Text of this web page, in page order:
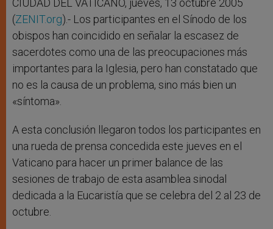
r
CIUDAD DEL VATICANO, jueves, 13 octubre 2005
(ZENIT.org).- Los participantes en el Sínodo de los
obispos han coincidido en señalar la escasez de
sacerdotes como una de las preocupaciones más
importantes para la Iglesia, pero han constatado que
no es la causa de un problema, sino más bien un
«síntoma».
A esta conclusión llegaron todos los participantes en
una rueda de prensa concedida este jueves en el
Vaticano para hacer un primer balance de las
sesiones de trabajo de esta asamblea sinodal
dedicada a la Eucaristía que se celebra del 2 al 23 de
octubre.